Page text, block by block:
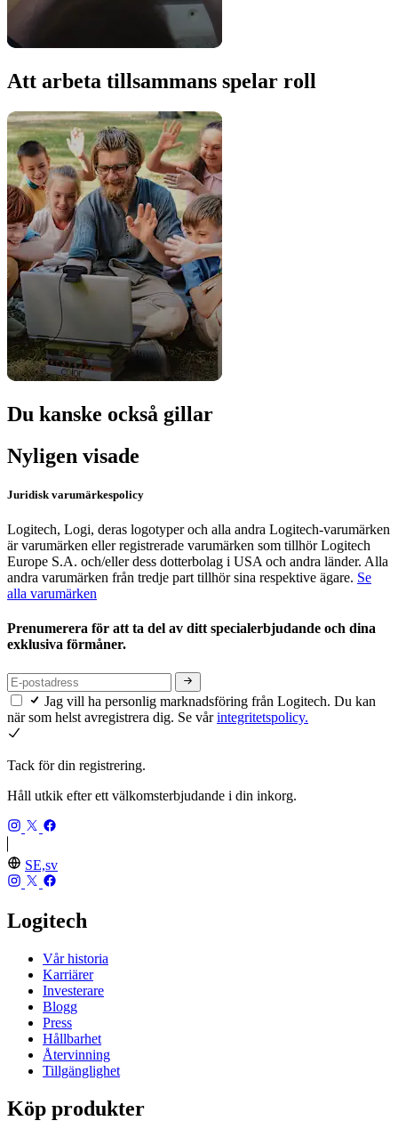
Att arbeta tillsammans spelar roll
Du kanske också gillar
Nyligen visade
Juridisk varumärkespolicy
Logitech, Logi, deras logotyper och alla andra Logitech-varumärken
är varumärken eller registrerade varumärken som tillhör Logitech
Europe S.A. och/eller dess dotterbolag i USA och andra länder. Alla
andra varumärken från tredje part tillhör sina respektive ägare. Se
alla varumärken
Prenumerera för att ta del av ditt specialerbjudande och dina
exklusiva förmåner.
Jag vill ha personlig marknadsföring från Logitech. Du kan
när som helst avregistrera dig. Se vårintegritetspolicy.
Tack för din registrering.
Håll utkik efter ett välkomsterbjudande i din inkorg.
SE,sv
Logitech
Vår historia
Karriärer
Investerare
Blogg
Press
Hållbarhet
Återvinning
Tillgänglighet
Köp produkter